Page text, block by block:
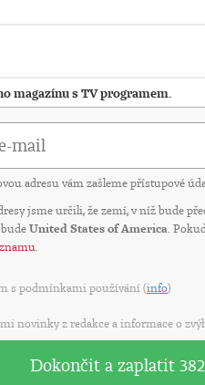
magazínu s TV programem.
adresu vám zašleme přístupové
jsme určili, že zemí, v níž bude
United States of America.
.
s podmínkami používání (info)
novinky z redakce a informace o
Dokončit a zaplatit